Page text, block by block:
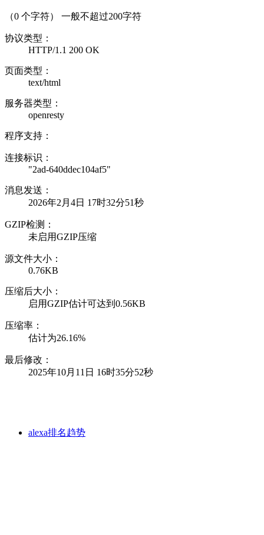
（0 个字符） 一般不超过200字符
协议类型：
HTTP/1.1 200 OK
页面类型：
text/html
服务器类型：
openresty
程序支持：
连接标识：
"2ad-640ddec104af5"
消息发送：
2026年2月4日 17时32分51秒
GZIP检测：
未启用GZIP压缩
源文件大小：
0.76KB
压缩后大小：
启用GZIP估计可达到0.56KB
压缩率：
估计为26.16%
最后修改：
2025年10月11日 16时35分52秒
alexa排名趋势